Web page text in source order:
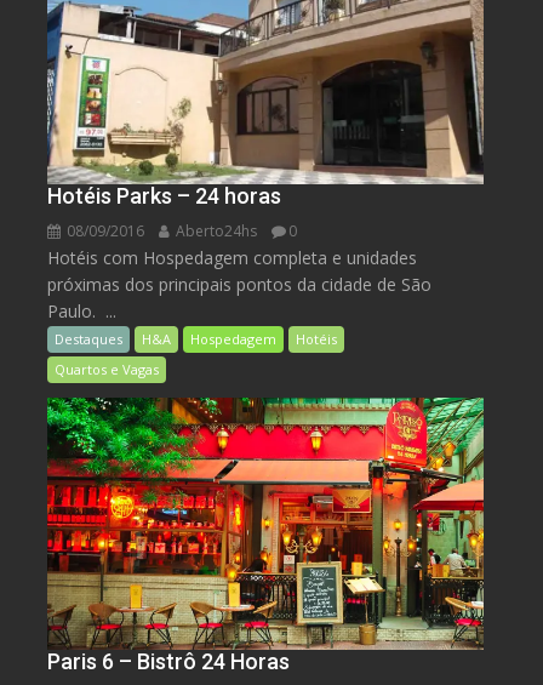
Hotéis Parks – 24 horas
08/09/2016 Aberto24hs 0
Hotéis com Hospedagem completa e unidades
próximas dos principais pontos da cidade de São
Paulo. ...
Destaques H&A Hospedagem
Hotéis
Quartos e Vagas
Paris 6 – Bistrô 24 Horas